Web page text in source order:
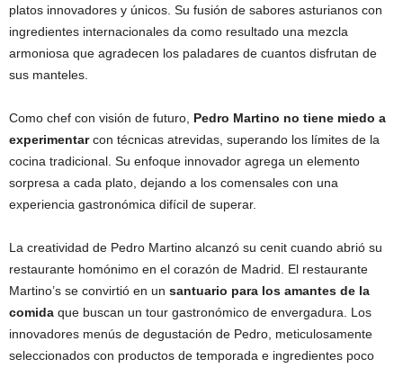
platos innovadores y únicos. Su fusión de sabores asturianos con
ingredientes internacionales da como resultado una mezcla
armoniosa que agradecen los paladares de cuantos disfrutan de
sus manteles.
Como chef con visión de futuro, Pedro Martino no tiene miedo a
experimentarcon técnicas atrevidas, superando los límites de la
cocina tradicional. Su enfoque innovador agrega un elemento
sorpresa a cada plato, dejando a los comensales con una
experiencia gastronómica difícil de superar.
La creatividad de Pedro Martino alcanzó su cenit cuando abrió su
restaurante homónimo en el corazón de Madrid. El restaurante
Martino’s se convirtió en un santuario para los amantes de la
comida que buscan un tour gastronómico de envergadura. Los
innovadores menús de degustación de Pedro, meticulosamente
seleccionados con productos de temporada e ingredientes poco